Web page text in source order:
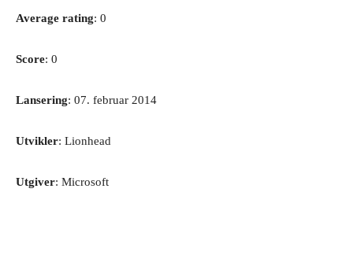
Average rating: 0
Score: 0
Lansering: 07. februar 2014
Utvikler: Lionhead
Utgiver: Microsoft